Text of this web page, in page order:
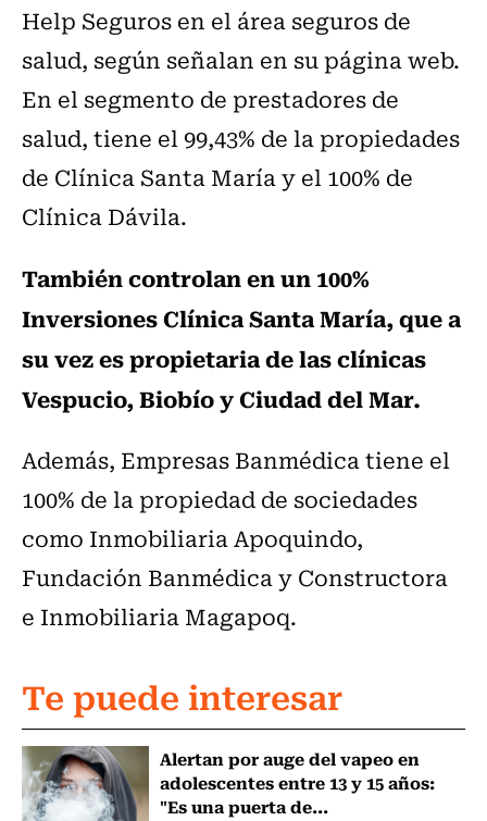
Help Seguros en el área seguros de
salud, según señalan en su página web.
En el segmento de prestadores de
salud, tiene el 99,43% de la propiedades
de Clínica Santa María y el 100% de
Clínica Dávila.
También controlan en un 100%
Inversiones Clínica Santa María, que a
su vez es propietaria de las clínicas
Vespucio, Biobío y Ciudad del Mar.
Además, Empresas Banmédica tiene el
100% de la propiedad de sociedades
como Inmobiliaria Apoquindo,
Fundación Banmédica y Constructora
e Inmobiliaria Magapoq.
Te puede interesar
Alertan por auge del vapeo en
adolescentes entre 13 y 15 años:
"Es una puerta de...